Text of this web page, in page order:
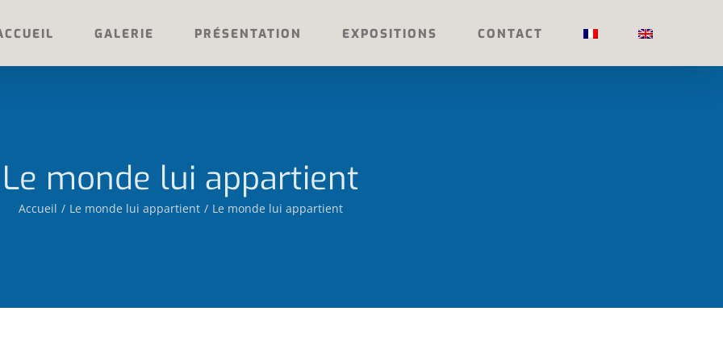
GALERIE PRÉSENTATION EXPOSITIONS CONTACT
Le monde lui appartient
Accueil Le monde lui appartient Le monde lui appartient